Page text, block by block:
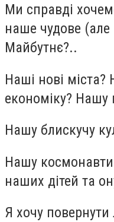
Ми справді
наше чудове
Майбутнє?..
Наші нові
економіку? Нашу
Нашу блискучу
Нашу
наших дітей та
Я хочу